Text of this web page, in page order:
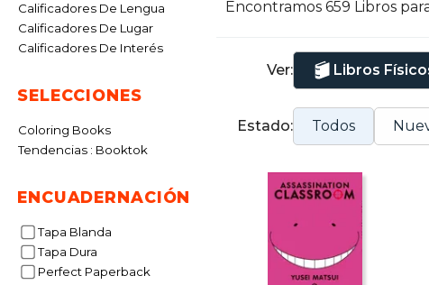
Calificadores De Lengua
Calificadores De Lugar
Calificadores De Interés
SELECCIONES
Coloring Books
Tendencias : Booktok
ENCUADERNACIÓN
Tapa Blanda
Tapa Dura
Perfect Paperback
Encontramos 659 Libros
Ver: Libros
Estado: Todos